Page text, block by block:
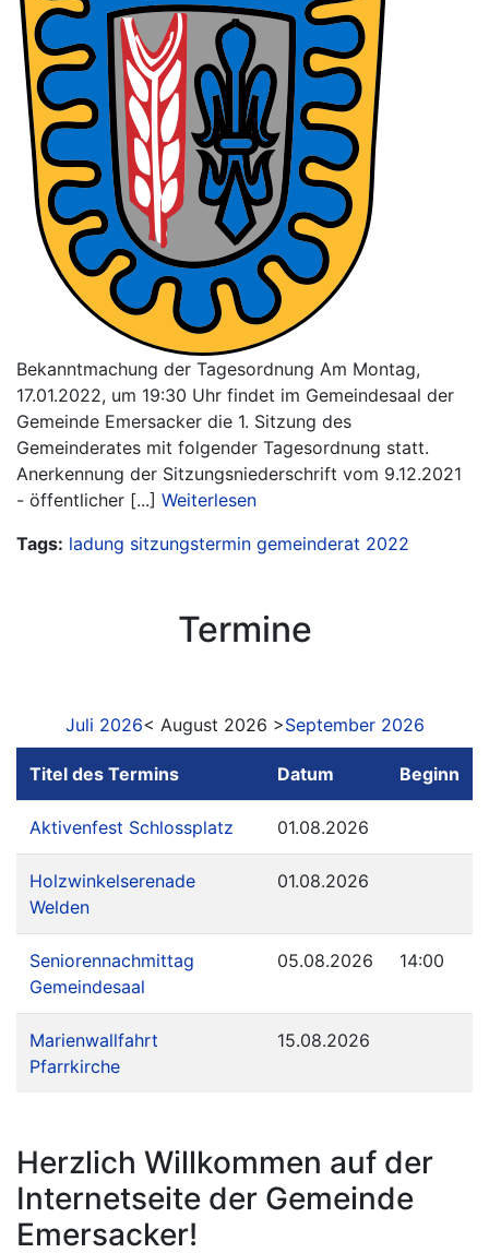
Bekanntmachung der Tagesordnung Am Montag,
17.01.2022, um 19:30 Uhr findet im Gemeindesaal der
Gemeinde Emersacker die 1. Sitzung des
Gemeinderates mit folgender Tagesordnung statt.
Anerkennung der Sitzungsniederschrift vom 9.12.2021
- öffentlicher [...] Weiterlesen
Tags: ladung sitzungstermin gemeinderat 2022
Termine
Juli 2026< August 2026 >September 2026
Titel des Termins Datum Beginn
Aktivenfest Schlossplatz 01.08.2026
Holzwinkelserenade
Welden
01.08.2026
Seniorennachmittag
Gemeindesaal
05.08.2026 14:00
Marienwallfahrt
Pfarrkirche
15.08.2026
Herzlich Willkommen auf der
Internetseite der Gemeinde
Emersacker!